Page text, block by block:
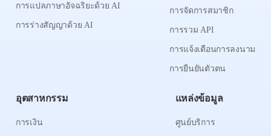
การแปลภาษาอัจฉริยะด้วย AI
การร่างสัญญาด้วย AI
การจัดการสมาชิก
การรวม API
การแจ้งเตือนการลงนาม
การยืนยันตัวตน
อุตสาหกรรม
การเงิน
แหล่งข้อมูล
ศูนย์บริการ